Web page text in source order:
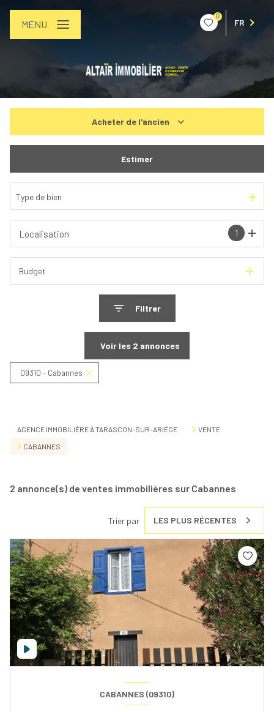
0
FR
MENU
Acheter de l'ancien
Estimer
Type de bien
1
Localisation
Budget
Filtrer
Voir les 2 annonces
09310 - Cabannes
AGENCE IMMOBILIÈRE À TARASCON-SUR-ARIÈGE
VENTE
CABANNES
2 annonce(s) de ventes immobilières sur Cabannes
Trier par LES PLUS RÉCENTES
CABANNES (09310)